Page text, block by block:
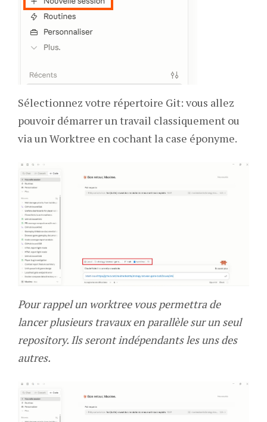
Sélectionnez votre répertoire Git: vous allez
pouvoir démarrer un travail classiquement ou
via un Worktree en cochant la case éponyme.
Pour rappel un worktree vous permettra de
lancer plusieurs travaux en parallèle sur un seul
repository. Ils seront indépendants les uns des
autres.